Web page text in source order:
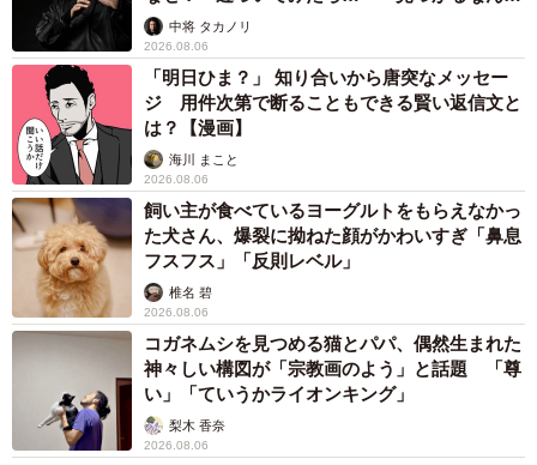
未熟」中将 タカノリ
2026.08.06
「明日ひま？」 知り合いから唐突なメッセー
ジ 用件次第で断ることもできる賢い返信文と
は？【漫画】
海川 まこと
2026.08.06
飼い主が食べているヨーグルトをもらえなかっ
た犬さん、爆裂に拗ねた顔がかわいすぎ「鼻息
フスフス」「反則レベル」
椎名 碧
2026.08.06
コガネムシを見つめる猫とパパ、偶然生まれた
神々しい構図が「宗教画のよう」と話題 「尊
い」「ていうかライオンキング」
梨木 香奈
2026.08.06